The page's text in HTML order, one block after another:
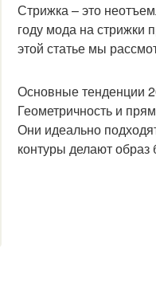
Стрижка – это
году мода на стрижки
этой статье мы
Основные тенденции
Геометричность и
Они идеально
контуры делают